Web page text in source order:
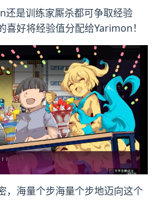
还是训练家厮杀都可争取经验
好将经验值分配给Yarimon！
，海量个步海量个步地迈向这个